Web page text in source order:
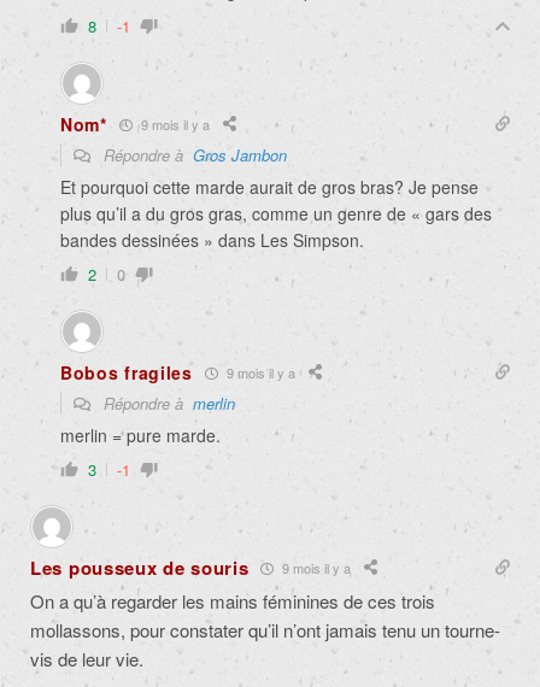
8 -1
Nom* 9 mois il y a
Répondre à Gros Jambon
Et pourquoi cette marde aurait de gros bras? Je pense
plus qu’il a du gros gras, comme un genre de « gars des
bandes dessinées » dans Les Simpson.
2 0
Bobos fragiles 9 mois il y a
Répondre à merlin
merlin = pure marde.
3 -1
Les pousseux de souris 9 mois il y a
On a qu’à regarder les mains féminines de ces trois
mollassons, pour constater qu’il n’ont jamais tenu un tourne-
vis de leur vie.